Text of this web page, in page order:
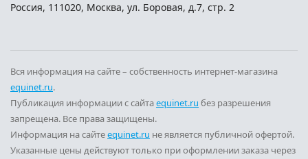
Россия, 111020, Москва, ул. Боровая, д.7, стр. 2
Вся информация на сайте – собственность интернет-магазина
equinet.ru.
Публикация информации с сайтаequinet.ru без разрешения
запрещена. Все права защищены.
Информация на сайтеequinet.ru не является публичной офертой.
Указанные цены действуют только при оформлении заказа через